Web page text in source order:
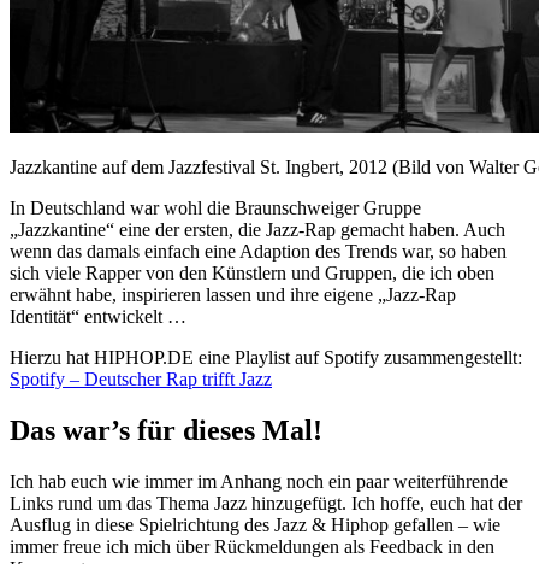
Jazzkantine auf dem Jazzfestival St. Ingbert, 2012 (Bild von Walter
In Deutschland war wohl die Braunschweiger Gruppe
„Jazzkantine“ eine der ersten, die Jazz-Rap gemacht haben. Auch
wenn das damals einfach eine Adaption des Trends war, so haben
sich viele Rapper von den Künstlern und Gruppen, die ich oben
erwähnt habe, inspirieren lassen und ihre eigene „Jazz-Rap
Identität“ entwickelt …
Hierzu hat HIPHOP.DE eine Playlist auf Spotify zusammengestellt:
Spotify – Deutscher Rap trifft Jazz
Das war’s für dieses Mal!
Ich hab euch wie immer im Anhang noch ein paar weiterführende
Links rund um das Thema Jazz hinzugefügt. Ich hoffe, euch hat der
Ausflug in diese Spielrichtung des Jazz & Hiphop gefallen – wie
immer freue ich mich über Rückmeldungen als Feedback in den